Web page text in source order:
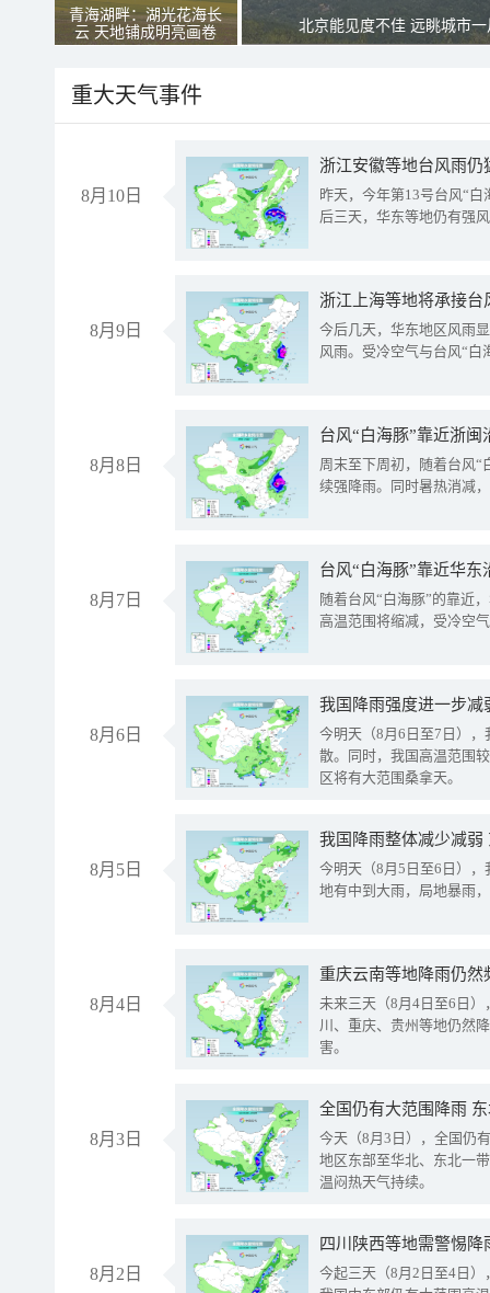
青海湖畔：湖光花海长
云 天地铺成明亮画卷
北京能见度不佳 远眺城市
重大天气事件
8月10日
浙江安徽等地台风雨
昨天，今年第13号台风“
后三天，华东等地仍有强
8月9日
浙江上海等地将承接台
今后几天，华东地区风雨
风雨。受冷空气与台风“白
8月8日
台风“白海豚”靠近浙
周末至下周初，随着台风“
续强降雨。同时暑热消减
8月7日
台风“白海豚”靠近华
随着台风“白海豚”的靠近
高温范围将缩减，受冷空
8月6日
今明天（8月6日至7日）
散。同时，我国高温范围
区将有大范围桑拿天。
8月5日
我国降雨整体减少减弱
今明天（8月5日至6日）
地有中到大雨，局地暴雨
8月4日
重庆云南等地降雨仍然
未来三天（8月4日至6日
川、重庆、贵州等地仍然
害。
8月3日
全国仍有大范围降雨
今天（8月3日），全国仍
地区东部至华北、东北一
温闷热天气持续。
8月2日
今起三天（8月2日至4日